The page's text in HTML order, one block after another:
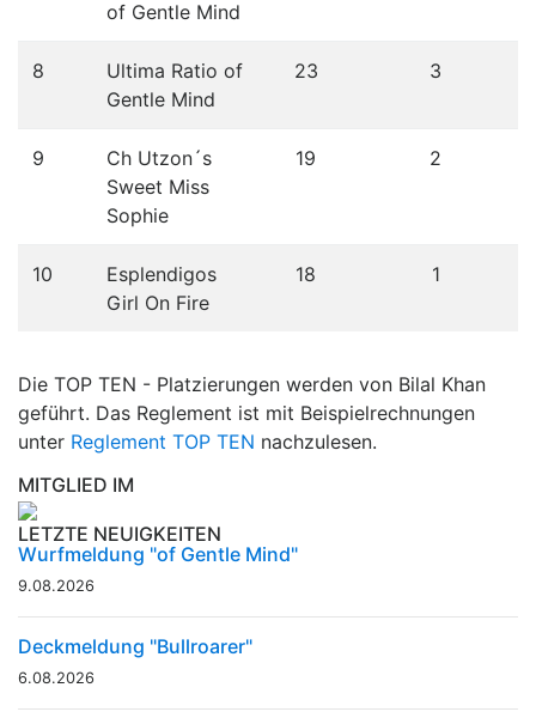
of Gentle Mind
8
Ultima Ratio of
Gentle Mind
23 3
9
Ch Utzon´s
Sweet Miss
Sophie
19 2
10
Esplendigos
Girl On Fire
18 1
Die TOP TEN - Platzierungen werden von Bilal Khan
geführt. Das Reglement ist mit Beispielrechnungen
unter Reglement TOP TEN nachzulesen.
MITGLIED IM
LETZTE NEUIGKEITEN
Wurfmeldung "of Gentle Mind"
9.08.2026
Deckmeldung "Bullroarer"
6.08.2026